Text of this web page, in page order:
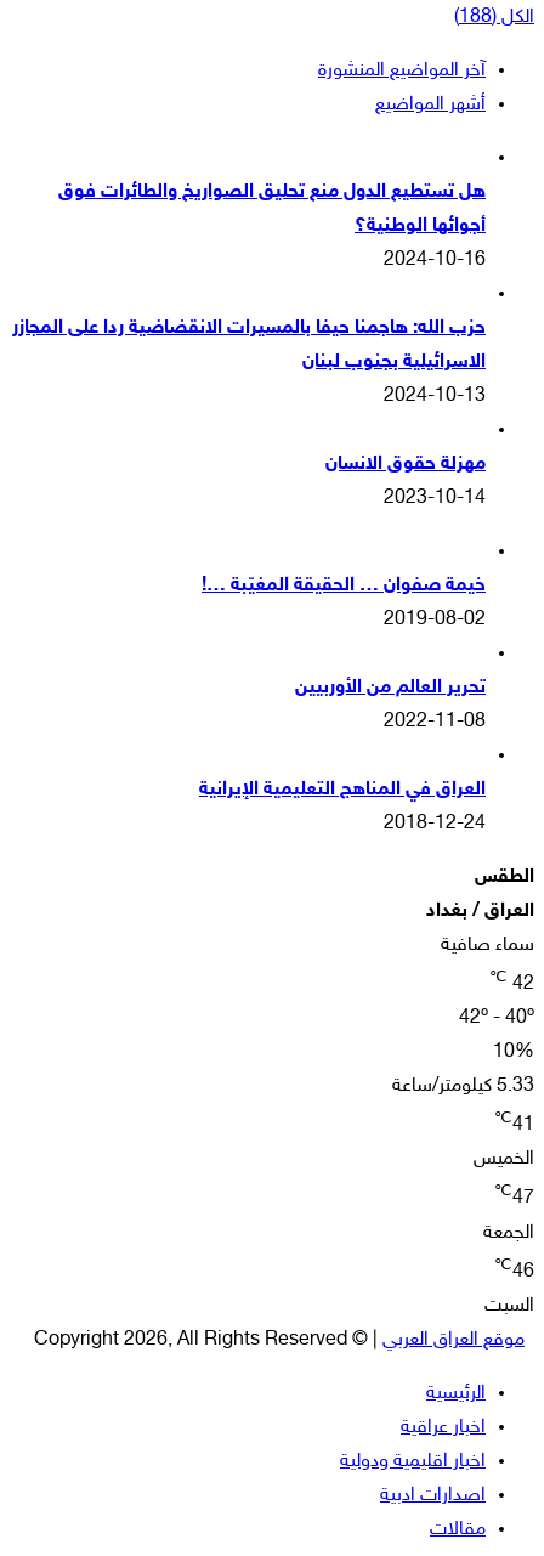
الكل (188)
آخر المواضيع المنشورة
أشهر المواضيع
هل تستطيع الدول منع تحليق الصواريخ والطائرات فوق
أجوائها الوطنية؟
2024-10-16
حزب الله: هاجمنا حيفا بالمسيرات الانقضاضية ردا على المجازر
الاسرائيلية بجنوب لبنان
2024-10-13
مهزلة حقوق الانسان
2023-10-14
خيمة صفوان … الحقيقة المغيّبة …!
2019-08-02
تحرير العالم من الأوربيين
2022-11-08
العراق في المناهج التعليمية الإيرانية
2018-12-24
الطقس
العراق / بغداد
سماء صافية
42
℃
42º - 40º
10%
5.33 كيلومتر/ساعة
41
℃
الخميس
47
℃
الجمعة
46
℃
السبت
موقع العراق العربي | © Copyright 2026, All Rights Reserved
الرئيسية
اخبار عراقية
اخبار اقليمية ودولية
اصدارات ادبية
مقالات